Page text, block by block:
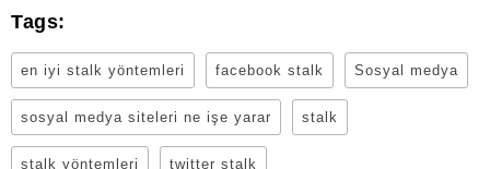
Tags:
en iyi stalk yöntemleri facebook stalk Sosyal medya
sosyal medya siteleri ne işe yarar stalk
stalk yöntemleri twitter stalk